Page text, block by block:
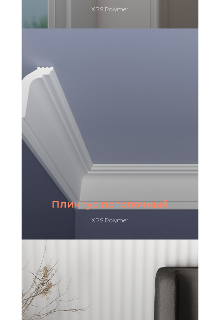
XPS Polymer
Плинтус потолочный
XPS Polymer